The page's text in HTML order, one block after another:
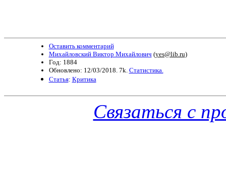
Оставить комментарий
Михайловский Виктор Михайлович (yes@lib.ru)
Год: 1884
Обновлено: 12/03/2018. 7k. Статистика.
Статья: Критика
Связаться с